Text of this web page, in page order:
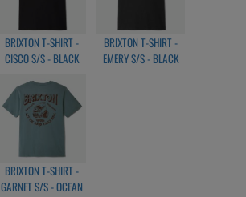
BRIXTON T-SHIRT -
CISCO S/S - BLACK
BRIXTON T-SHIRT -
EMERY S/S - BLACK
BRIXTON T-SHIRT -
GARNET S/S - OCEAN